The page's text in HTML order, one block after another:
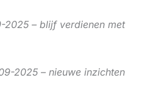
2025 – blijf verdienen met
2025 – nieuwe inzichten